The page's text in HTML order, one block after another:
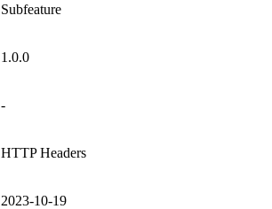
Subfeature
1.0.0
-
HTTP Headers
2023-10-19